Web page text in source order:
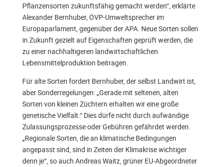
Pflanzensorten zukunftsfähig gemacht werden“, erklärte
Alexander Bernhuber, ÖVP-Umweltsprecher im
Europaparlament, gegenüber der APA. Neue Sorten sollen
in Zukunft gezielt auf Eigenschaften geprüft werden, die
zu einer nachhaltigeren landwirtschaftlichen
Lebensmittelproduktion beitragen.
Für alte Sorten fordert Bernhuber, der selbst Landwirt ist,
aber Sonderregelungen: „Gerade mit seltenen, alten
Sorten von kleinen Züchtern erhalten wir eine große
genetische Vielfalt.“ Dies dürfe nicht durch aufwändige
Zulassungsprozesse oder Gebühren gefährdet werden.
„Regionale Sorten, die an klimatische Bedingungen
angepasst sind, sind in Zeiten der Klimakrise wichtiger
denn je“, so auch Andreas Waitz, grüner EU-Abgeordneter